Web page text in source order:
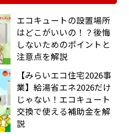
エコキュートの設置場所
はどこがいいの！？後悔
しないためのポイントと
注意点を解説
【みらいエコ住宅2026事
業】給湯省エネ2026だけ
じゃない！エコキュート
交換で使える補助金を解
説